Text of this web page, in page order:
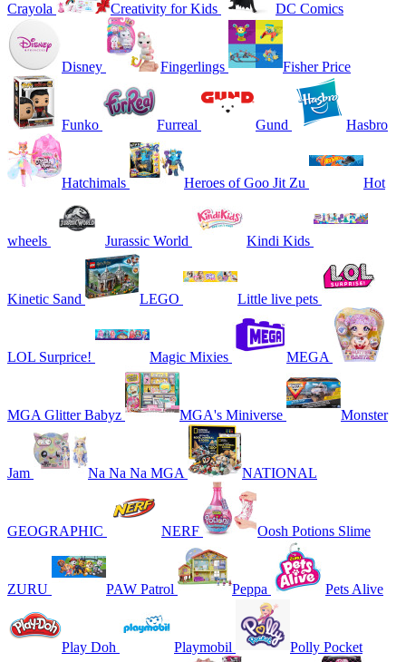
Crayola Creativity for Kids DC Comics
Disney Fingerlings Fisher Price
Funko Furreal Gund Hasbro
Hatchimals Heroes of Goo Jit Zu Hot
wheels Jurassic World Kindi Kids
Kinetic Sand LEGO Little live pets
LOL Surprice! Magic Mixies MEGA
MGA Glitter Babyz MGA's Miniverse Monster
Jam Na Na Na MGA NATIONAL
GEOGRAPHIC NERF Oosh Potions Slime
ZURU PAW Patrol Peppa Pets Alive
Play Doh Playmobil Polly Pocket